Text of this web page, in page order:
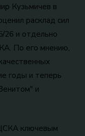
Кузьмичев в
расклад сил
26 и отдельно
По его мнению,
годы и теперь
и
ключевым